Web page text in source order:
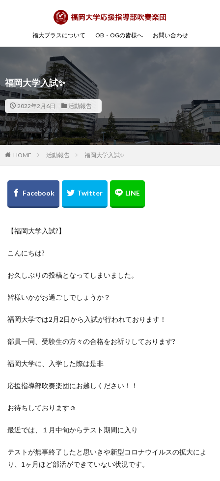
福大ブラスについて OB・OGの皆様へ お問い合わせ
福岡大学入試✨
2022年2月6日 活動報告
HOME 活動報告 福岡大学入試✨
【福岡大学入試?】
こんにちは?
お久しぶりの投稿となってしまいました。
皆様いかがお過ごしでしょうか？
福岡大学では2 月 2日から入試が行われております！
部員一同、受験生の方々の合格をお祈りしております?
福岡大学に、入学した際は是非
応援指導部吹奏楽団にお越しください！！
お待ちしております ☺️
最近では、１月中旬からテスト期間に入り
テストが無事終了したと思いきや新型コロナウイルスの拡大によ
り、 1 ヶ月ほど部活ができていない状況です。